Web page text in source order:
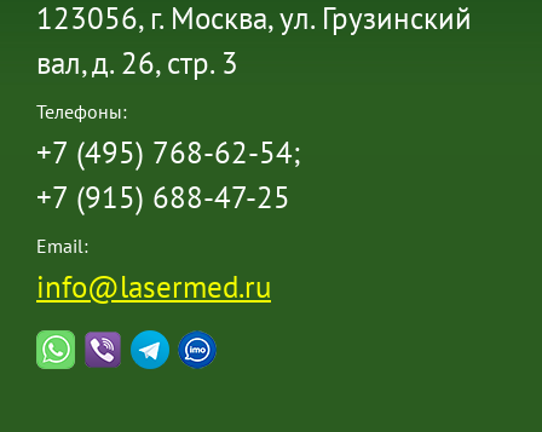
123056, г. Москва, ул. Грузинский
вал, д. 26, стр. 3
Телефоны:
+7 (495) 768-62-54;
+7 (915) 688-47-25
Email:
info@lasermed.ru